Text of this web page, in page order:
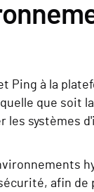
Ping à la
que soit
systèmes
afin